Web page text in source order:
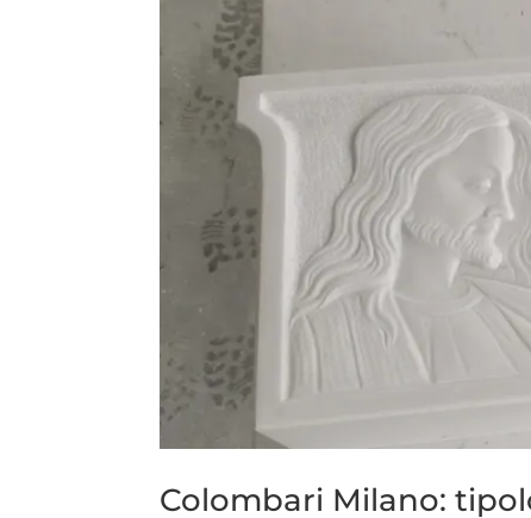
Colombari Milano: